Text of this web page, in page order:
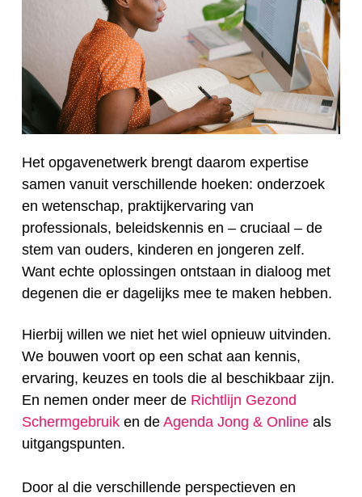
Het opgavenetwerk brengt daarom expertise
samen vanuit verschillende hoeken: onderzoek
en wetenschap, praktijkervaring van
professionals, beleidskennis en – cruciaal – de
stem van ouders, kinderen en jongeren zelf.
Want echte oplossingen ontstaan in dialoog met
degenen die er dagelijks mee te maken hebben.
Hierbij willen we niet het wiel opnieuw uitvinden.
We bouwen voort op een schat aan kennis,
ervaring, keuzes en tools die al beschikbaar zijn.
En nemen onder meer de Richtlijn Gezond
Schermgebruik en de Agenda Jong & Online als
uitgangspunten.
Door al die verschillende perspectieven en